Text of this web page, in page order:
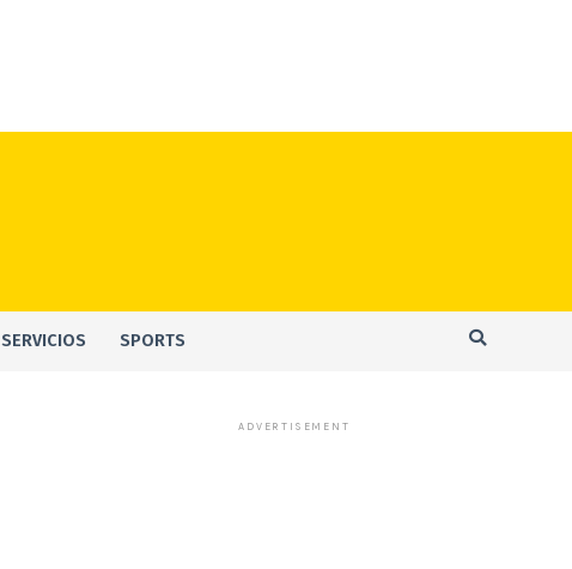
SERVICIOS SPORTS
ADVERTISEMENT